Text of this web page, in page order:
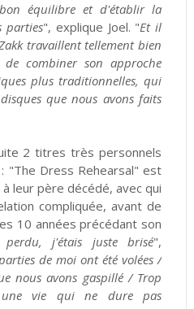
équilibre et d'établir la
parties", explique Joel. "Et il
travaillent tellement bien
combiner son approche
plus traditionnelles, qui
que nous avons faits
2 titres très personnels
"The Dress Rehearsal" est
leur père décédé, avec qui
compliquée, avant de
10 années précédant son
j'étais juste brisé",
de moi ont été volées /
nous avons gaspillé / Trop
une vie qui ne dure pas